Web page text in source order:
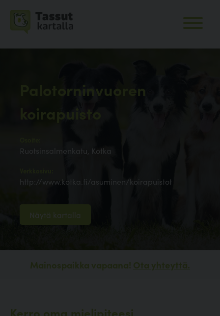
Palotorninvuoren
koirapuisto
Ruotsinsalmenkatu, Kotka
http://www.kotka.fi/asuminen/koirapuistot
Näytä kartalla
Mainospaikka vapaana! Ota yhteyttä.
Kerro oma mielipiteesi